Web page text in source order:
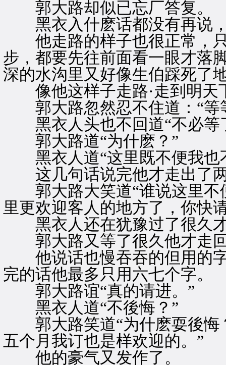
郭大路却似已忘厂答复。
黑衣入什麽话都没有再说，
他走路的样子也很正常，只
步，都要先往前面看一眼才落
深的水沟里又好像生伯踩死了
像他这样子走路·走到明天
郭大路忽然忍不住道：“等
黑衣人头也不回道“不必等
郭大路道“为什麽？”
黑衣人道“这里既不便我也
这几句话说完他才走出了
郭大路大笑道“谁说这里不
里更欢迎客人的地方了，你快
黑衣人还在犹豫过了很久
郭大路又等了很久他才走回
他说话也慢吞吞的但用的字
完的话他最多只用六七个字。
郭大路谊“真的请进。”
黑衣人道“不後悔？”
郭大路笑道“为什麽耍後悔
五个月我订也是样欢迎的。”
他的豪气又发作了。